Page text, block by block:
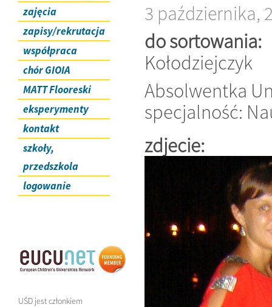
zajęcia
zapisy/rekrutacja
współpraca
chór GIOIA
MATT Flooreski
eksperymenty
kontakt
szkoły,
przedszkola
logowanie
UŚD jest członkiem
3 października,
do sortowania:
Kołodziejczyk
Absolwentka
specjalność:
zdjecie: